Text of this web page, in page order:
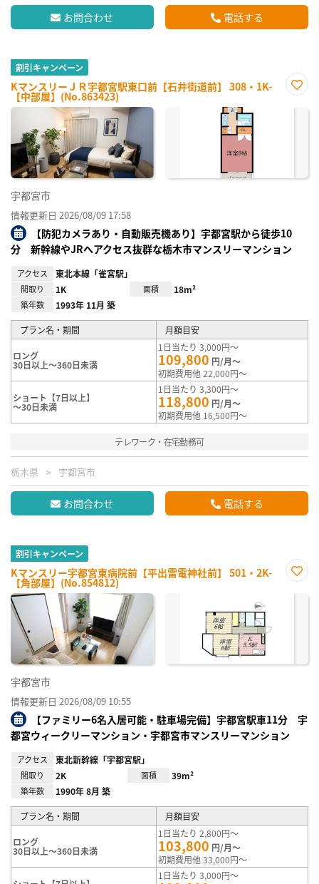
お問合わせ 電話する
割引キャンペーン
KマンスリーＪＲ宇都宮駅東口前【石井街道前】 308・1K-
【中部屋】(No.863423)
に入
宇都宮市
情報更新日 2026/08/09 17:58
【防犯カメラあり・自動販売機あり】宇都宮駅から徒歩10
分 新幹線やJRへアクセス抜群な栃木市マンスリーマンション
アクセス 東北本線「雀宮駅」
間取り 1K 面積 18m²
築年数 1993年 11月 築
プラン名・期間 月額目安
ロング
30日以上～360日未満
1日当たり 3,000円～
109,800 円/月～
初期費用他 22,000円～
ショート【7日以上】
～30日未満
1日当たり 3,300円～
118,800 円/月～
初期費用他 16,500円～
テレワーク・在宅勤務可
栃木県 宇都宮市
お問合わせ 電話する
割引キャンペーン
Kマンスリー宇都宮東病院前【平出雷電神社前】 501・2K-
【角部屋】(No.854812)
に入
宇都宮市
情報更新日 2026/08/09 10:55
【ファミリー6名入居可能・駐車場完備】宇都宮駅車11分 宇
都宮ウィークリーマンション・宇都宮市マンスリーマンション
アクセス 東北新幹線「宇都宮駅」
間取り 2K 面積 39m²
築年数 1990年 8月 築
プラン名・期間 月額目安
ロング
30日以上～360日未満
1日当たり 2,800円～
103,800 円/月～
初期費用他 33,000円～
1日当たり 3,000円～